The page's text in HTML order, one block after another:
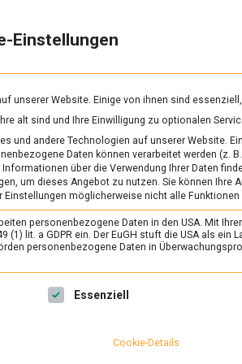
zu
&
Ernährung
Einstellungen
unserer Website. Einige von ihnen sind
alt sind und Ihre Einwilligung zu optionalen
und andere Technologien auf unserer Website.
Daten können verarbeitet werden (z.
Informationen über die Verwendung Ihrer Daten
um dieses Angebot zu nutzen. Sie können Ihre
Einstellungen möglicherweise nicht alle
personenbezogene Daten in den USA. Mit
(1) lit. a GDPR ein. Der EuGH stuft die USA als
personenbezogene Daten in
der Service-Gruppen, für die eine
Essenziell
Cookie-Details